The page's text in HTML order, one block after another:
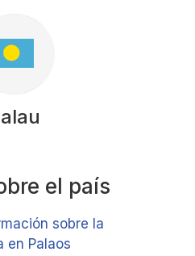
el país
sobre la
en Palaos